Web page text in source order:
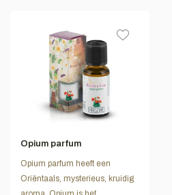
Opium parfum
Opium parfum heeft een
Oriëntaals, mysterieus, kruidig